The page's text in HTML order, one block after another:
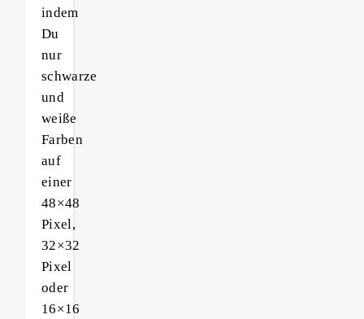
indem
Du
nur
schwarze
und
weiße
Farben
auf
einer
48×48
Pixel,
32×32
Pixel
oder
16×16